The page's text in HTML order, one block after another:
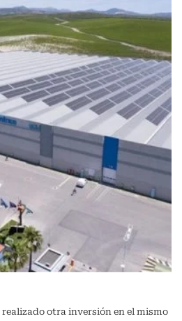
realizado otra inversión en el mismo